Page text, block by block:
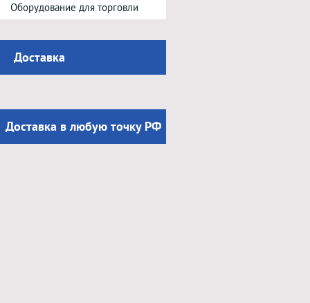
Оборудование для торговли
Доставка
Доставка в любую точку РФ